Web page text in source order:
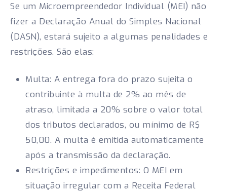
Se um Microempreendedor Individual (MEI) não
fizer a Declaração Anual do Simples Nacional
(DASN), estará sujeito a algumas penalidades e
restrições. São elas:
Multa: A entrega fora do prazo sujeita o
contribuinte à multa de 2% ao mês de
atraso, limitada a 20% sobre o valor total
dos tributos declarados, ou mínimo de R$
50,00. A multa é emitida automaticamente
após a transmissão da declaração.
Restrições e impedimentos: O MEI em
situação irregular com a Receita Federal